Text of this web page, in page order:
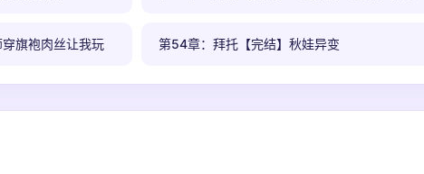
旗袍肉丝让我玩 第54章：拜托【完结】秋娃异变